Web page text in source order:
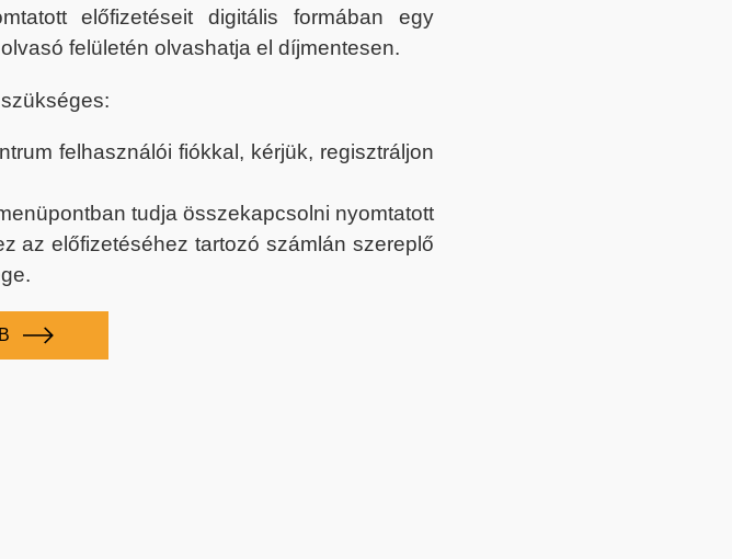
előfizetéseit digitális formában egy
felületén olvashatja el díjmentesen.
felhasználói fiókkal, kérjük, regisztráljon
tudja összekapcsolni nyomtatott
az előfizetéséhez tartozó számlán szereplő